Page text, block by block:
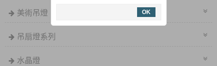
美術吊燈
吊扇燈系列
水晶燈
OK